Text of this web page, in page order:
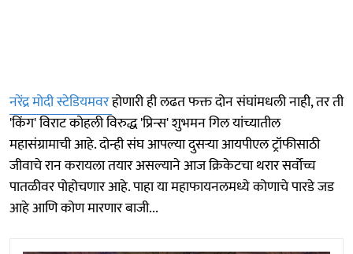
नरेंद्र मोदी स्टेडियमवरहोणारी ही लढत फक्त दोन संघांमधली नाही, तर ती
'किंग' विराट कोहली विरुद्ध 'प्रिन्स' शुभमन गिल यांच्यातील
महासंग्रामाची आहे. दोन्ही संघ आपल्या दुसऱ्या आयपीएल ट्रॉफीसाठी
जीवाचे रान करायला तयार असल्याने आज क्रिकेटचा थरार सर्वोच्च
पातळीवर पोहोचणार आहे. पाहा या महाफायनलमध्ये कोणाचे पारडे जड
आहे आणि कोण मारणार बाजी...